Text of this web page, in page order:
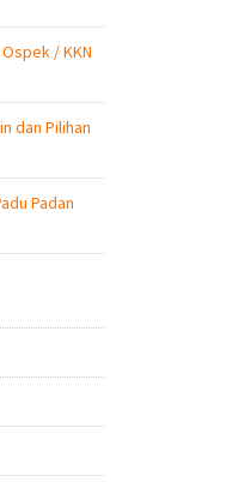
/ KKN
dan Pilihan
Padan